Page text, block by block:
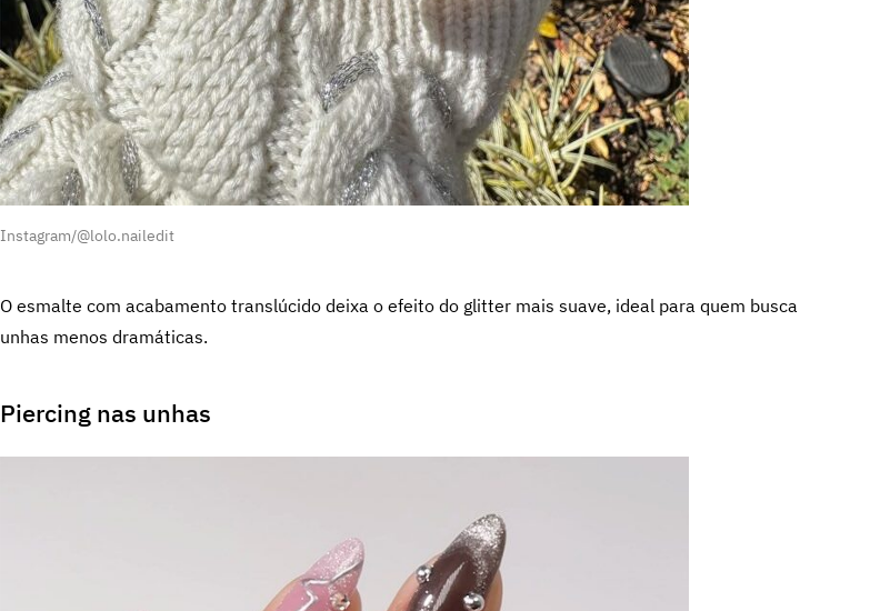
Instagram/@lolo.nailedit
O esmalte com acabamento translúcido deixa o efeito do glitter mais suave, ideal para quem busca
unhas menos dramáticas.
Piercing nas unhas